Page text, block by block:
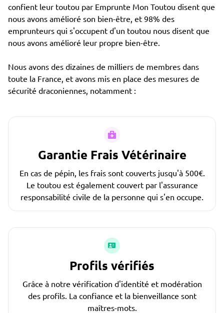
confient leur toutou par Emprunte Mon Toutou disent que
nous avons amélioré son bien-être, et 98% des
emprunteurs qui s'occupent d'un toutou nous disent que
nous avons amélioré leur propre bien-être.
Nous avons des dizaines de milliers de membres dans
toute la France, et avons mis en place des mesures de
sécurité draconiennes, notamment :
Garantie Frais Vétérinaire
En cas de pépin, les frais sont couverts jusqu'à 500€.
Le toutou est également couvert par l'assurance
responsabilité civile de la personne qui s'en occupe.
Profils vérifiés
Grâce à notre vérification d'identité et modération
des profils. La confiance et la bienveillance sont
maîtres-mots.